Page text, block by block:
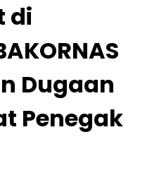
di
Dugaan
Penegak